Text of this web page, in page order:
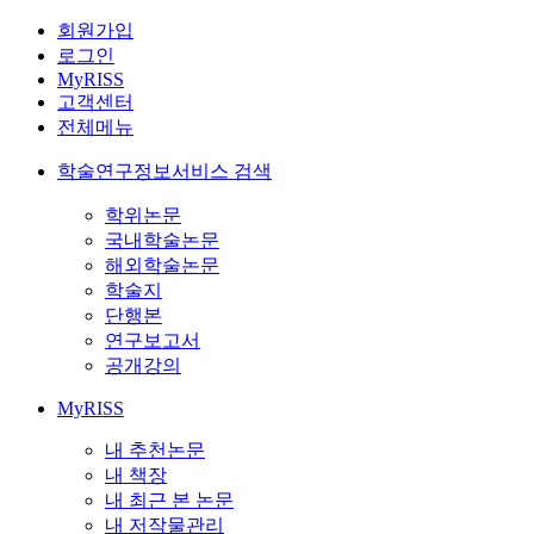
회원가입
로그인
MyRISS
고객센터
전체메뉴
학술연구정보서비스 검색
학위논문
국내학술논문
해외학술논문
학술지
단행본
연구보고서
공개강의
MyRISS
내 추천논문
내 책장
내 최근 본 논문
내 저작물관리